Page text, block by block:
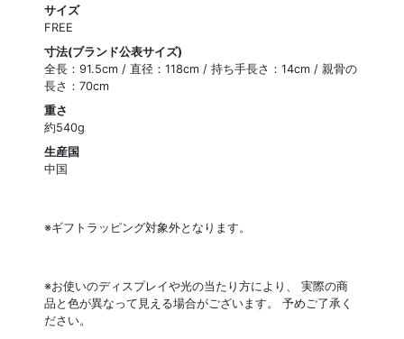
サイズ
FREE
寸法(ブランド公表サイズ)
全長：91.5cm / 直径：118cm / 持ち手長さ：14cm / 親骨の
長さ：70cm
重さ
約540g
生産国
中国
※ギフトラッピング対象外となります。
※お使いのディスプレイや光の当たり方により、 実際の商
品と色が異なって見える場合がございます。 予めご了承く
ださい。